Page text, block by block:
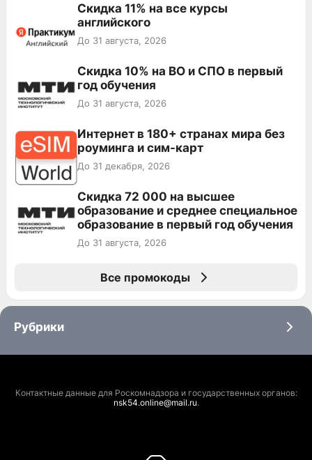
Скидка 11% на все курсы
английского
До 31 августа, 2026
Скидка 10% на ВО и СПО в первый
год обучения
До 31 августа, 2026
Интернет в 180+ странах мира без
роуминга и сим-карт
До 31 декабря, 2026
Скидка 72 000 на высшее
образование и среднее специальное
образование в первый год обучения
До 31 августа, 2026
Все промокоды
Рубрики
Контактные данные для Роскомнадзора и государственных органов:
nsk54.online@mail.ru.